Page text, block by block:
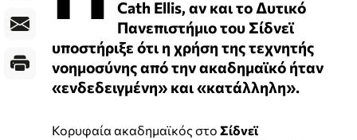
Cath Ellis, αν και το Δυτικό
Πανεπιστήμιο του Σίδνεϊ
υποστήριξε ότι η χρήση της τεχνητής
νοημοσύνης από την ακαδημαϊκό ήταν
«ενδεδειγμένη» και «κατάλληλη».
Κορυφαία ακαδημαϊκός στο Σίδνεϊ